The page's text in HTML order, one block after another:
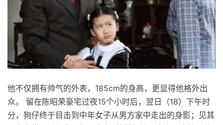
他不仅拥有帅气的外表，185cm的身高，更显得他格外出
众。 留在陈昭荣豪宅过夜15个小时后，翌日（18）下午时
分，狗仔终于目击到中年女子从男方家中走出的身影；见其